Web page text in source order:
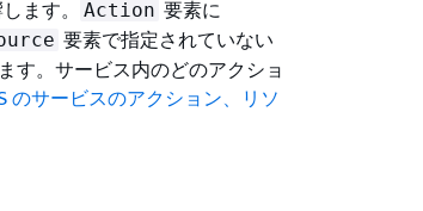
ます。
Action 要素に
要素で指定されていない
す。サービス内のどのアクショ
のサービスのアクション、リソ